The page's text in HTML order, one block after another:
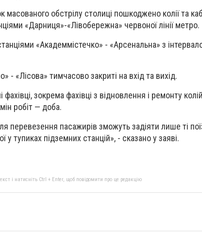
обстрілу столиці пошкоджено колії та
«Дарниця»-«Лівобережна» червоної лінії метро.
«Академмістечко» - «Арсенальна» з
- «Лісова» тимчасово закриті на вхід та вихід.
фахівці, зокрема фахівці з відновлення і ремонту
робіт — доба.
перевезення пасажирів зможуть задіяти лише ті
у тупиках підземних станцій», - сказано у заяві.
і натисніть Ctrl + Enter, щоб повідомити про це редакцію